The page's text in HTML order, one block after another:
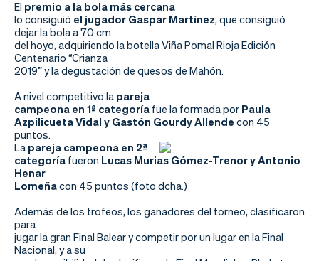
El premio a la bola más cercana
lo consiguió el jugador Gaspar Martínez, que consiguió
dejar la bola a 70 cm
del hoyo, adquiriendo la botella Viña Pomal Rioja Edición
Centenario “Crianza
2019” y la degustación de quesos de Mahón.
A nivel competitivo la pareja
campeona en 1ª categoría fue la formada por Paula
Azpilicueta Vidal y Gastón Gourdy Allende con 45
puntos.
La pareja campeona en 2ª
categoría fueron Lucas Murias Gómez-Trenor y Antonio
Henar
Lomeñacon 45 puntos (foto dcha.)
Además de los trofeos, los ganadores del torneo, clasificaron
para
jugar la gran Final Balear y competir por un lugar en la Final
Nacional, y a su